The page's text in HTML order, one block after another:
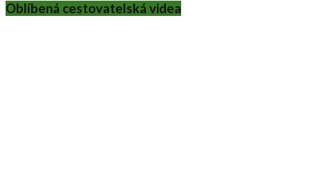
Oblíbená cestovatelská videa